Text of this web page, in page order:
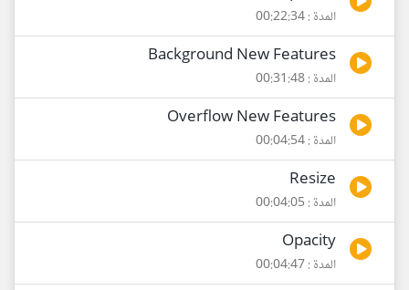
المدة : 00:22:34
Background New Features
المدة : 00:31:48
Overflow New Features
المدة : 00:04:54
Resize
المدة : 00:04:05
Opacity
المدة : 00:04:47